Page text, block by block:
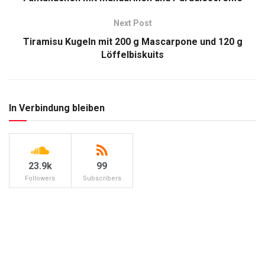
Next Post
Tiramisu Kugeln mit 200 g Mascarpone und 120 g
Löffelbiskuits
In Verbindung bleiben
23.9k
Followers
99
Subscribers